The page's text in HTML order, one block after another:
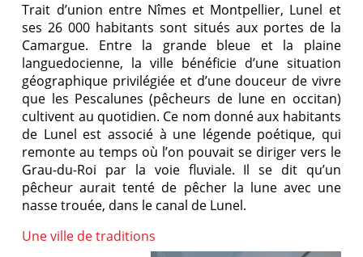
Trait d’union entre Nîmes et Montpellier, Lunel et
ses 26 000 habitants sont situés aux portes de la
Camargue. Entre la grande bleue et la plaine
languedocienne, la ville bénéficie d’une situation
géographique privilégiée et d’une douceur de vivre
que les Pescalunes (pêcheurs de lune en occitan)
cultivent au quotidien. Ce nom donné aux habitants
de Lunel est associé à une légende poétique, qui
remonte au temps où l’on pouvait se diriger vers le
Grau-du-Roi par la voie fluviale. Il se dit qu’un
pêcheur aurait tenté de pêcher la lune avec une
nasse trouée, dans le canal de Lunel.
Une ville de traditions